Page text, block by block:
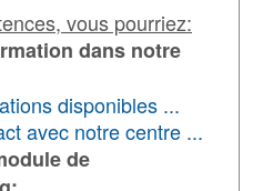
vous pourriez:
dans notre
disponibles ...
avec notre centre ...
de